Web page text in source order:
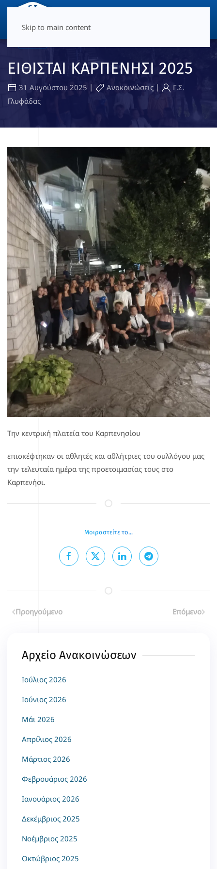
Skip to main content
ΕΙΘΙΣΤΑΙ ΚΑΡΠΕΝΗΣΙ 2025
31 Αυγούστου 2025 | Ανακοινώσεις |
Γ.Σ.
Γλυφάδας
Την κεντρική πλατεία του Καρπενησίου
επισκέφτηκαν οι αθλητές και αθλήτριες του συλλόγου μας
την τελευταία ημέρα της προετοιμασίας τους στο
Καρπενήσι.
Μοιραστείτε το...
Προηγούμενο Επόμενο
Αρχείο Ανακοινώσεων
Ιούλιος 2026
Ιούνιος 2026
Μάι 2026
Απρίλιος 2026
Μάρτιος 2026
Φεβρουάριος 2026
Ιανουάριος 2026
Δεκέμβριος 2025
Νοέμβριος 2025
Οκτώβριος 2025